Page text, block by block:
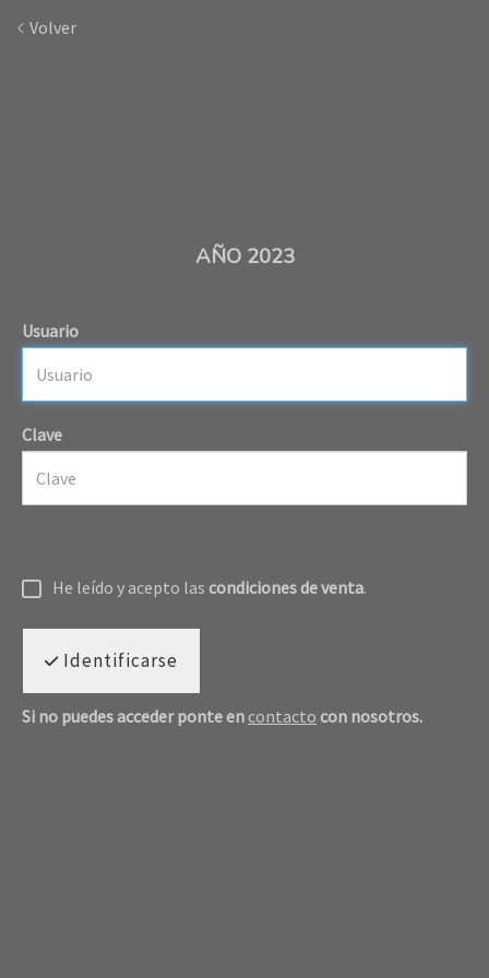
Volver
AÑO 2023
Usuario
Clave
He leído y acepto las condiciones de venta.
Identificarse
Si no puedes acceder ponte en contacto con nosotros.